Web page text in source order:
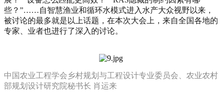
些？”……自智慧渔业和循环水模式进入水产大众视野以来，
被讨论的最多就是以上话题，在本次大会上，来自全国各地的
专家、业者也进行了深入的讨论。
中国农业工程学会乡村规划与工程设计专业委员会、农业农村
部规划设计研究院秘书长 肖运来